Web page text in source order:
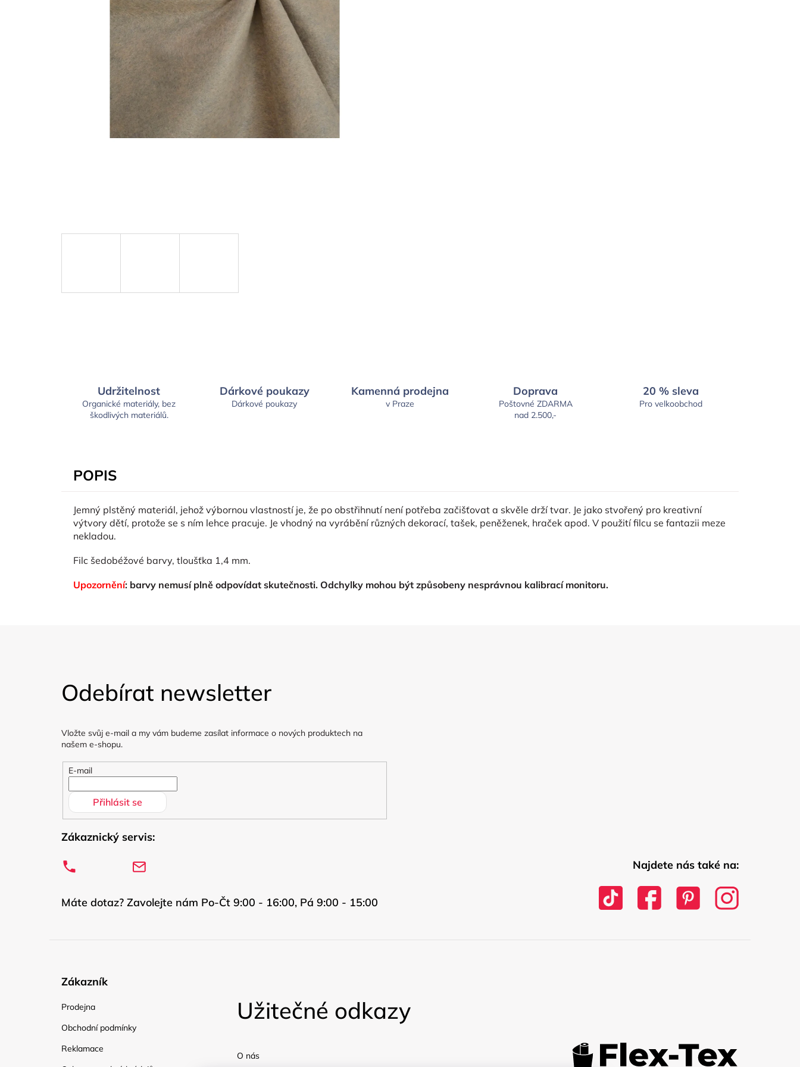
Udržitelnost
Organické materiály, bez
škodlivých materiálů.
Dárkové poukazy
Dárkové poukazy
Kamenná prodejna
v Praze
Doprava
Poštovné ZDARMA
nad 2.500,-
20 % sleva
Pro velkoobchod
POPIS
Jemný plstěný materiál, jehož výbornou vlastností je, že po obstřihnutí není potřeba začišťovat a skvěle drží tvar. Je jako stvořený pro kreativní
výtvory dětí, protože se s ním lehce pracuje. Je vhodný na vyrábění různých dekorací, tašek, peněženek, hraček apod. V použití filcu se fantazii meze
nekladou.
Filc šedobéžové barvy, tloušťka 1,4 mm.
Upozornění: barvy nemusí plně odpovídat skutečnosti. Odchylky mohou být způsobeny nesprávnou kalibrací monitoru.
Odebírat newsletter
Vložte svůj e-mail a my vám budeme zasílat informace o nových produktech na
našem e-shopu.
E-mail
Přihlásit se
Zákaznický servis:
Máte dotaz? Zavolejte nám Po-Čt 9:00 - 16:00, Pá 9:00 - 15:00
Najdete nás také na:
Zákazník
Prodejna
Obchodní podmínky
Reklamace
Užitečné odkazy
O nás